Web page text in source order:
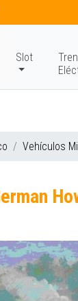
Slot
Vehículos